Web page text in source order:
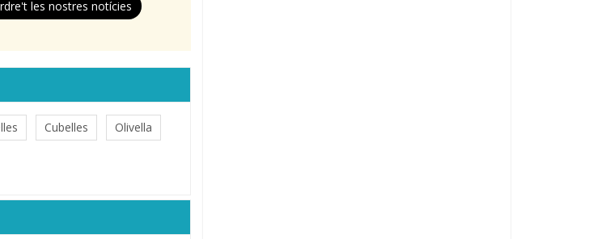
les nostres notícies
Cubelles Olivella